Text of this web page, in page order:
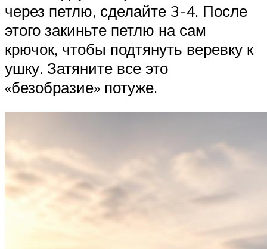
через петлю, сделайте 3-4. После
этого закиньте петлю на сам
крючок, чтобы подтянуть веревку к
ушку. Затяните все это
«безобразие» потуже.